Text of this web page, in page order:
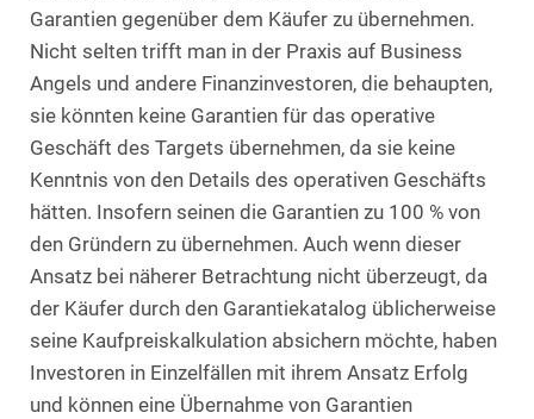
Garantien gegenüber dem Käufer zu übernehmen.
Nicht selten trifft man in der Praxis auf Business
Angels und andere Finanzinvestoren, die behaupten,
sie könnten keine Garantien für das operative
Geschäft des Targets übernehmen, da sie keine
Kenntnis von den Details des operativen Geschäfts
hätten. Insofern seinen die Garantien zu 100 % von
den Gründern zu übernehmen. Auch wenn dieser
Ansatz bei näherer Betrachtung nicht überzeugt, da
der Käufer durch den Garantiekatalog üblicherweise
seine Kaufpreiskalkulation absichern möchte, haben
Investoren in Einzelfällen mit ihrem Ansatz Erfolg
und können eine Übernahme von Garantien